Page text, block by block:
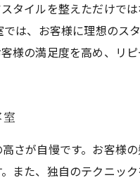
タイルを整えただけで
は、お客様に理想の
様の満足度を高め、リ
さが自慢です。お客様
また、独自のテクニッ